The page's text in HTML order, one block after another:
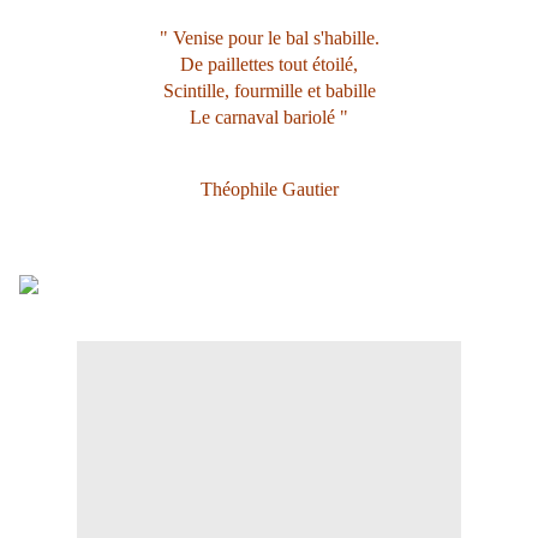
" Venise pour le bal s'habille.
De paillettes tout étoilé,
Scintille, fourmille et babille
Le carnaval bariolé "
Théophile Gautier